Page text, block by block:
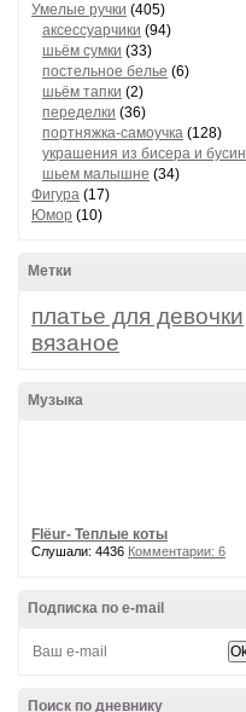
Умелые ручки (405)
аксессуарчики (94)
шьём сумки (33)
постельное белье (6)
шьём тапки (2)
переделки (36)
портняжка-самоучка (128)
украшения из бисера и бусин
шьем малышне (34)
Фигура (17)
Юмор (10)
Метки
платье для девочки
вязаное
Музыка
Flёur- Теплые коты
Слушали: 4436 Комментарии: 6
Подписка по e-mail
Поиск по дневнику